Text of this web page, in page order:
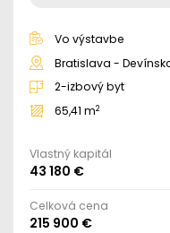
Vo výstavbe
Bratislava -
2-izbový byt
65,41 m2
Vlastný kapitál
43 180 €
Celková cena
215 900 €